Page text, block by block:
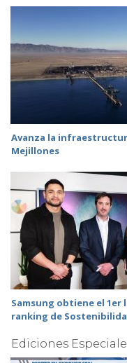
Avanza la
Mejillones
Samsung obtiene el
ranking de
Ediciones